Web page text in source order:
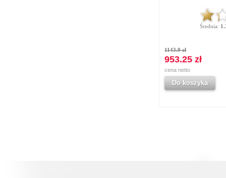
Średnia:
1143.9 zł
953.25 zł
cena netto
Do koszyka